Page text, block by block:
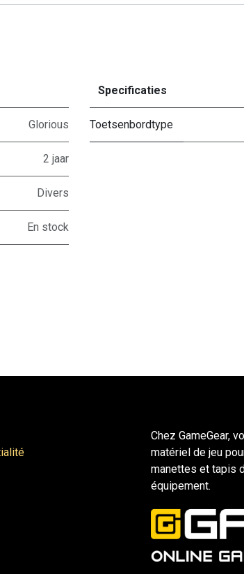
Glorious
2 jaar
Divers
En stock
Specificaties
Toetsenbordtype
Chez GameGear,
matériel de jeu
manettes et tapis
équipement.